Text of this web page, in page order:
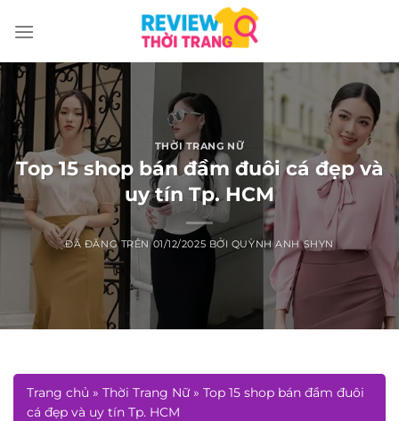
đến
dung
THỜI TRANG NỮ
Top 15 shop bán đầm đuôi cá đẹp và
uy tín Tp. HCM
ĐÃ ĐĂNG TRÊN01/12/2025 BỞI QUỲNH ANH SHYN
Trang chủ » Thời Trang Nữ» Top 15 shop bán đầm đuôi
cá đẹp và uy tín Tp. HCM